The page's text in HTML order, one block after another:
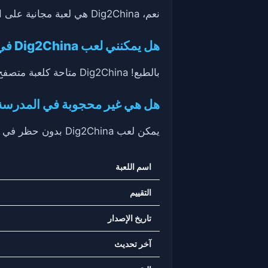
نعم، Dig2China هي لعبة مجانية على الإنترنت يمكنك الاستمتاع بها دون أي تنزيلات.
هل يمكنني لعب Dig2China في متصفحي؟
بالطبع! Dig2China متاحة كلعبة متصفح، مما يجعل من السهل اللعب في أي وقت.
هل هي غير محجوبة في
يمكن لعب Dig2China بدون حظر في المدرسة، مما يوفر تجربة لعب ممتعة خلال فترات الاستراحة.
اسم اللعبة
التقييم
تاريخ الإصدار
آخر تحديث